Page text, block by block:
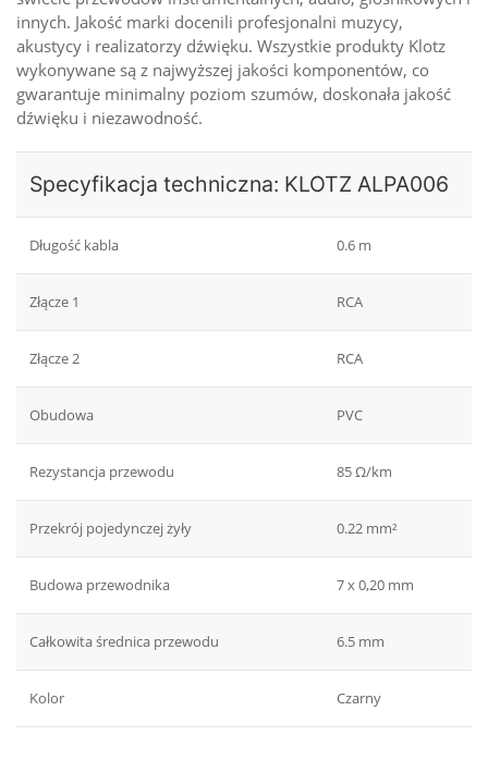
innych. Jakość marki docenili profesjonalni muzycy,
akustycy i realizatorzy dźwięku. Wszystkie produkty Klotz
wykonywane są z najwyższej jakości komponentów, co
gwarantuje minimalny poziom szumów, doskonała jakość
dźwięku i niezawodność.
Specyfikacja techniczna: KLOTZ ALPA006
Długość kabla 0.6 m
Złącze 1 RCA
Złącze 2 RCA
Obudowa PVC
Rezystancja przewodu 85 Ω/km
Przekrój pojedynczej żyły 0.22 mm²
Budowa przewodnika 7 x 0,20 mm
Całkowita średnica przewodu 6.5 mm
Kolor Czarny